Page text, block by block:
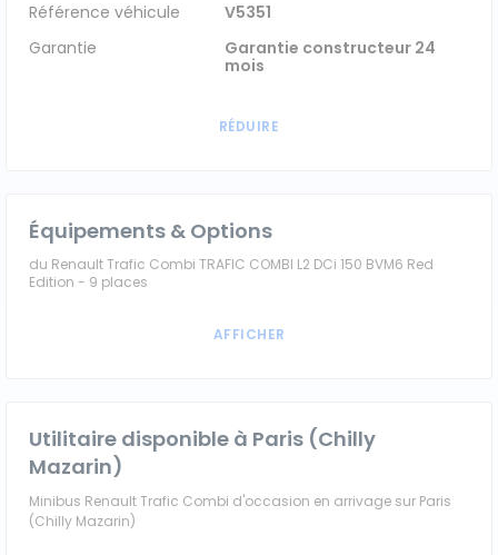
Référence véhicule
V5351
Garantie
Garantie constructeur 24
mois
Équipements & Options
du Renault Trafic Combi TRAFIC COMBI L2 DCi 150 BVM6 Red
Edition - 9 places
Utilitaire disponible à Paris (Chilly
Mazarin)
Minibus Renault Trafic Combi d'occasion en arrivage sur Paris
(Chilly Mazarin)